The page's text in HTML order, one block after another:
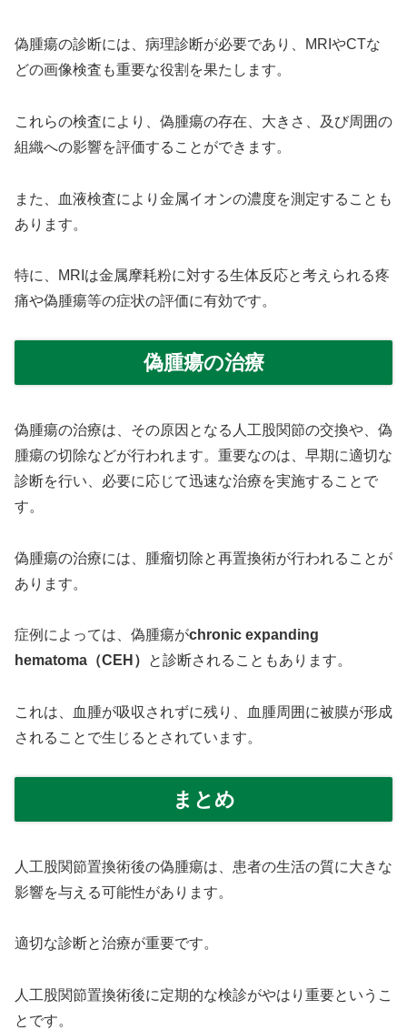
偽腫瘍の診断には、病理診断が必要であり、MRIやCTな
どの画像検査も重要な役割を果たします。
これらの検査により、偽腫瘍の存在、大きさ、及び周囲の
組織への影響を評価することができます。
また、血液検査により金属イオンの濃度を測定することも
あります。
特に、MRIは金属摩耗粉に対する生体反応と考えられる疼
痛や偽腫瘍等の症状の評価に有効です。
偽腫瘍の治療
偽腫瘍の治療は、その原因となる人工股関節の交換や、偽
腫瘍の切除などが行われます。重要なのは、早期に適切な
診断を行い、必要に応じて迅速な治療を実施することで
す。
偽腫瘍の治療には、腫瘤切除と再置換術が行われることが
あります。
症例によっては、偽腫瘍がchronic expanding
hematoma（CEH）
と診断されることもあります。
これは、血腫が吸収されずに残り、血腫周囲に被膜が形成
されることで生じるとされています。
まとめ
人工股関節置換術後の偽腫瘍は、患者の生活の質に大きな
影響を与える可能性があります。
適切な診断と治療が重要です。
人工股関節置換術後に定期的な検診がやはり重要というこ
とです。